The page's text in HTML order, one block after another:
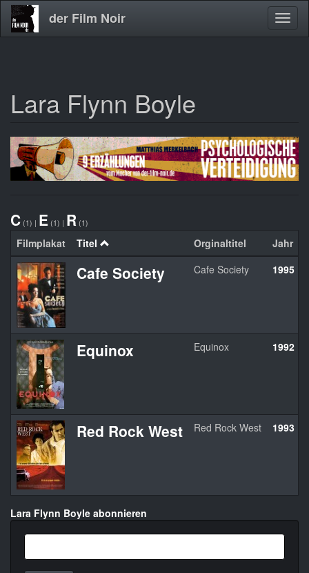
Direkt
zum
der Film Noir
Lara Flynn Boyle
C (1) | E (1) | R (1)
Filmplakat Titel Orginaltitel Jahr
Cafe Society Cafe Society 1995
Equinox Equinox 1992
Red Rock West Red Rock West 1993
Lara Flynn Boyle abonnieren